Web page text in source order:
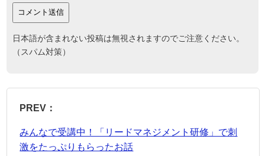
日本語が含まれない投稿は無視されますのでご注意ください。
（スパム対策）
PREV：
みんなで受講中！「リードマネジメント研修」で刺
激をたっぷりもらったお話